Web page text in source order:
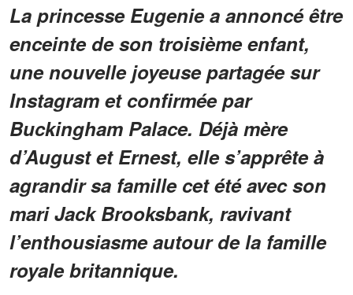
La princesse Eugenie a annoncé être
enceinte de son troisième enfant,
une nouvelle joyeuse partagée sur
Instagram et confirmée par
Buckingham Palace. Déjà mère
d’August et Ernest, elle s’apprête à
agrandir sa famille cet été avec son
mari Jack Brooksbank, ravivant
l’enthousiasme autour de la famille
royale britannique.